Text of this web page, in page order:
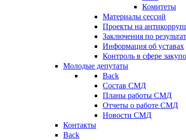
Комитеты
Материалы сессий
Проекты на
Заключения по
Информация об уставах
Контроль в сфере
Молодые депутаты
Back
Состав СМД
Планы работы СМД
Отчеты о работе СМД
Новости СМД
Контакты
Back